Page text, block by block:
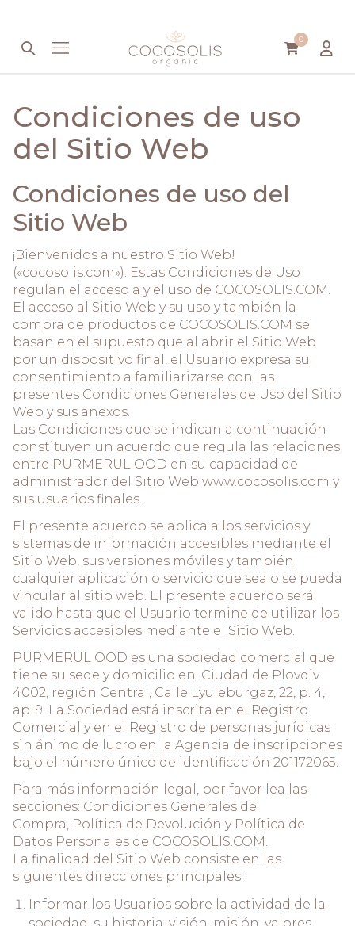
0
Condiciones de uso
del Sitio Web
Condiciones de uso del
Sitio Web
¡Bienvenidos a nuestro Sitio Web!
(«cocosolis.com»). Estas Condiciones de Uso
regulan el acceso a y el uso de COCOSOLIS.COM.
El acceso al Sitio Web y su uso y también la
compra de productos de COCOSOLIS.COM se
basan en el supuesto que al abrir el Sitio Web
por un dispositivo final, el Usuario expresa su
consentimiento a familiarizarse con las
presentes Condiciones Generales de Uso del Sitio
Web y sus anexos.
Las Condiciones que se indican a continuación
constituyen un acuerdo que regula las relaciones
entre PURMERUL OOD en su capacidad de
administrador del Sitio Web www.cocosolis.com y
sus usuarios finales.
El presente acuerdo se aplica a los servicios y
sistemas de información accesibles mediante el
Sitio Web, sus versiones móviles y también
cualquier aplicación o servicio que sea o se pueda
vincular al sitio web. El presente acuerdo será
valido hasta que el Usuario termine de utilizar los
Servicios accesibles mediante el Sitio Web.
PURMERUL OOD es una sociedad comercial que
tiene su sede y domicilio en: Ciudad de Plovdiv
4002, región Central, Calle Lyuleburgaz, 22, p. 4,
ap. 9. La Sociedad está inscrita en el Registro
Comercial y en el Registro de personas jurídicas
sin ánimo de lucro en la Agencia de inscripciones
bajo el número único de identificación 201172065.
Para más información legal, por favor lea las
secciones: Condiciones Generales de
Compra, Política de Devolución y Política de
Datos Personales de COCOSOLIS.COM.
La finalidad del Sitio Web consiste en las
siguientes direcciones principales:
Informar los Usuarios sobre la actividad de la